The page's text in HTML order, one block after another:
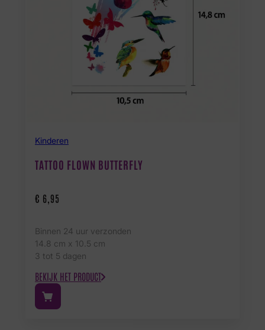
Kinderen
TATTOO FLOWN BUTTERFLY
€ 6,95
Binnen 24 uur verzonden
14.8 cm x 10.5 cm
3 tot 5 dagen
BEKIJK HET PRODUCT